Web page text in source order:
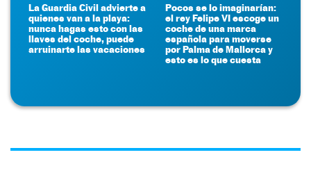
La Guardia Civil advierte a
quienes van a la playa:
nunca hagas esto con las
llaves del coche, puede
arruinarte las vacaciones
Pocos se lo imaginarían:
el rey Felipe VI escoge un
coche de una marca
española para moverse
por Palma de Mallorca y
esto es lo que cuesta